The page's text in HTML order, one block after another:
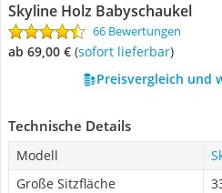
Skyline Holz Babyschaukel
66 Bewertungen
ab 69,00 € ( Sofort lieferbar)
Preisvergleich und
Technische Details
Modell
Große Sitzfläche